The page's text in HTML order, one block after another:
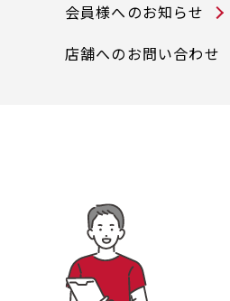
会員様へのお知らせ
店舗へのお問い合わせ